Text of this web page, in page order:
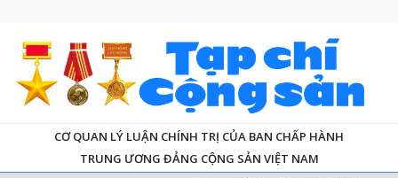
CƠ QUAN LÝ LUẬN CHÍNH TRỊ CỦA BAN CHẤP HÀNH
TRUNG ƯƠNG ĐẢNG CỘNG SẢN VIỆT NAM